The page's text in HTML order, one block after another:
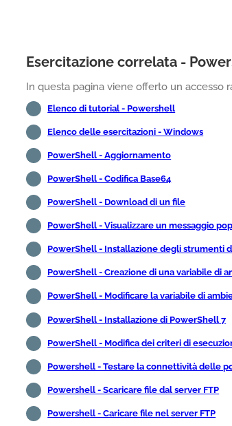
Esercitazione correlata -
In questa pagina viene offerto un accesso
Elenco di tutorial - Powershell
Elenco delle esercitazioni - Windows
PowerShell - Aggiornamento
PowerShell - Codifica Base64
PowerShell - Download di un file
PowerShell - Visualizzare un messaggio
PowerShell - Installazione degli strumenti
PowerShell - Creazione di una variabile di
PowerShell - Modificare la variabile di
PowerShell - Installazione di PowerShell 7
PowerShell - Modifica dei criteri di
Powershell - Testare la connettività delle
Powershell - Scaricare file dal server FTP
Powershell - Caricare file nel server FTP